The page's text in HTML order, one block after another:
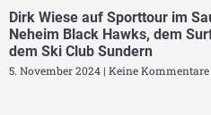
Dirk Wiese auf Sporttour im
Neheim Black Hawks, dem
dem Ski Club Sundern
5. November 2024 Keine Kommentare